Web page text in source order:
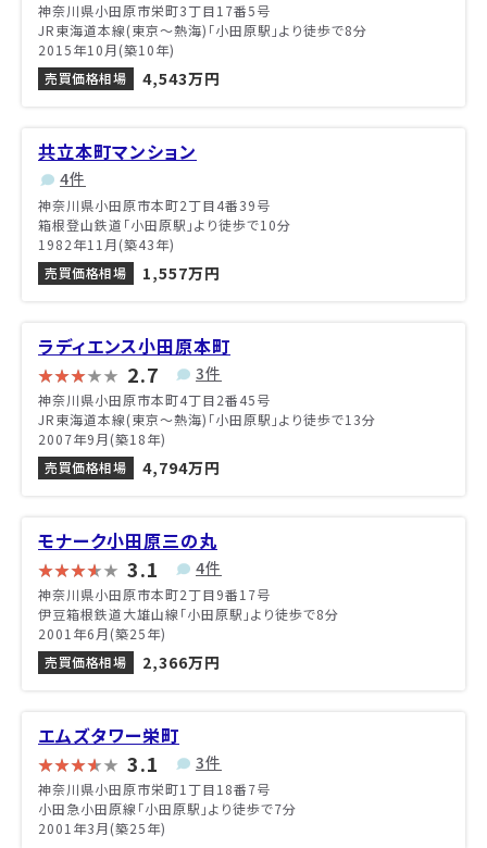
神奈川県小田原市栄町3丁目17番5号
JR東海道本線(東京～熱海)「小田原駅」より徒歩で8分
2015年10月(築10年)
売買価格相場
4,543万円
共立本町マンション
4件
神奈川県小田原市本町2丁目4番39号
箱根登山鉄道「小田原駅」より徒歩で10分
1982年11月(築43年)
売買価格相場
1,557万円
ラディエンス小田原本町
2.7 3件
神奈川県小田原市本町4丁目2番45号
JR東海道本線(東京～熱海)「小田原駅」より徒歩で13分
2007年9月(築18年)
売買価格相場
4,794万円
モナーク小田原三の丸
3.1 4件
神奈川県小田原市本町2丁目9番17号
伊豆箱根鉄道大雄山線「小田原駅」より徒歩で8分
2001年6月(築25年)
売買価格相場
2,366万円
エムズタワー栄町
3.1 3件
神奈川県小田原市栄町1丁目18番7号
小田急小田原線「小田原駅」より徒歩で7分
2001年3月(築25年)